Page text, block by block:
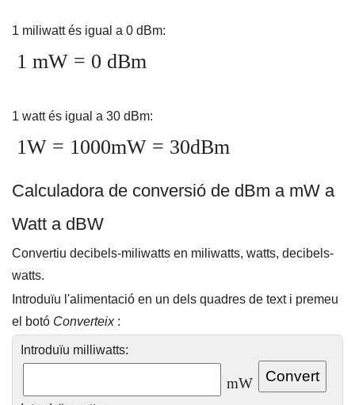
1 miliwatt és igual a 0 dBm:
1 mW = 0 dBm
1 watt és igual a 30 dBm:
1W = 1000mW = 30dBm
Calculadora de conversió de dBm a mW a
Watt a dBW
Convertiu decibels-miliwatts en miliwatts, watts, decibels-
watts.
Introduïu l'alimentació en un dels quadres de text i premeu
el botó Converteix:
Introduïu milliwatts:
mW